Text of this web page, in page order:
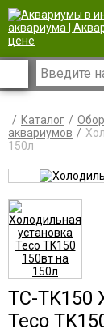
Каталог
аквариумов
150л
TC-TK150
Teco